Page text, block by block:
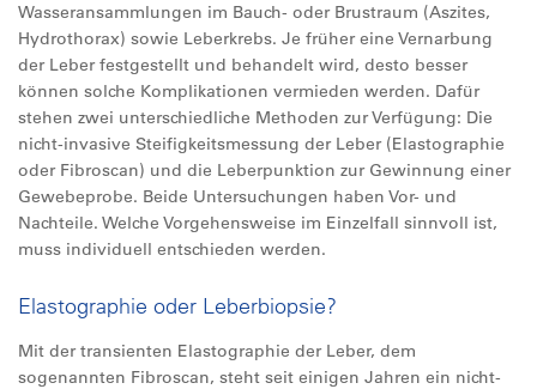
Wasseransammlungen im Bauch- oder Brustraum (Aszites,
Hydrothorax) sowie Leberkrebs. Je früher eine Vernarbung
der Leber festgestellt und behandelt wird, desto besser
können solche Komplikationen vermieden werden. Dafür
stehen zwei unterschiedliche Methoden zur Verfügung: Die
nicht-invasive Steifigkeitsmessung der Leber (Elastographie
oder Fibroscan) und die Leberpunktion zur Gewinnung einer
Gewebeprobe. Beide Untersuchungen haben Vor- und
Nachteile. Welche Vorgehensweise im Einzelfall sinnvoll ist,
muss individuell entschieden werden.
Elastographie oder Leberbiopsie?
Mit der transienten Elastographie der Leber, dem
sogenannten Fibroscan, steht seit einigen Jahren ein nicht-